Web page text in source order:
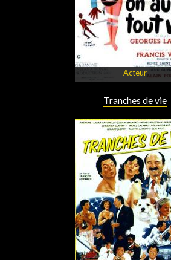
Acteur
Tranches de vie